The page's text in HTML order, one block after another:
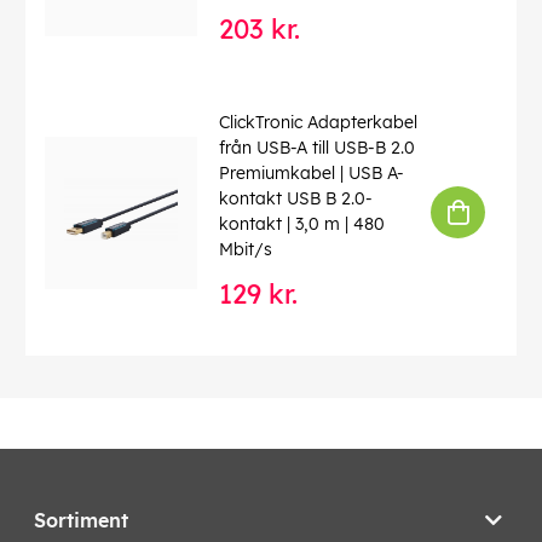
203 kr.
ClickTronic Adapterkabel
från USB-A till USB-B 2.0
Premiumkabel | USB A-
kontakt USB B 2.0-
kontakt | 3,0 m | 480
Mbit/s
129 kr.
Sortiment